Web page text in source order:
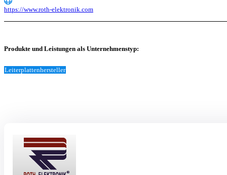
https://www.roth-elektronik.com
Produkte und Leistungen als Unternehmenstyp:
Leiterplattenhersteller